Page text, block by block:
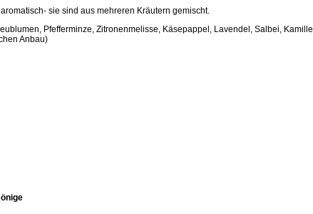
sie sind aus mehreren Kräutern gemischt.
Pfefferminze, Zitronenmelisse, Käsepappel, Lavendel, Salbei,
Anbau)